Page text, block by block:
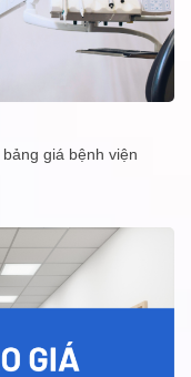
giá bệnh viện